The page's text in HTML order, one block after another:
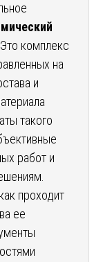
комплекс
на
и
такого
работ и
проходит
ее